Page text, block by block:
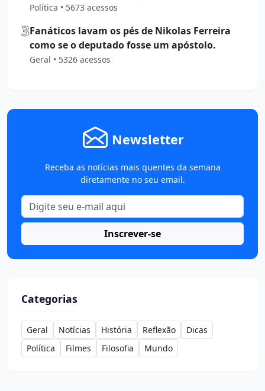
Política • 5673 acessos
3Fanáticos lavam os pés de Nikolas Ferreira
como se o deputado fosse um apóstolo.
Geral • 5326 acessos
Newsletter
Receba as notícias mais quentes da semana
diretamente no seu email.
Inscrever-se
Categorias
Geral Notícias História Reflexão
Dicas
Política
Filmes Filosofia Mundo